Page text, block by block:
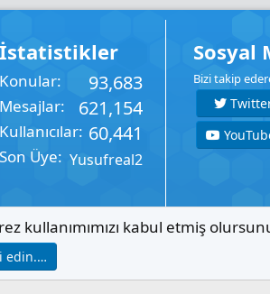
İstatistikler
Konular 93,683
Mesajlar 621,154
Kullanıcılar 60,441
Son Üye Yusufreal2
Sosyal
Bizi takip
kullanımımızı kabul etmiş
edin.…